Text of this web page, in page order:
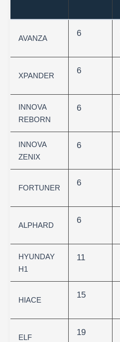
AVANZA
6
XPANDER
6
INNOVA
REBORN
6
INNOVA
ZENIX
6
FORTUNER
6
ALPHARD
6
HYUNDAY
H1
11
HIACE
15
ELF
19